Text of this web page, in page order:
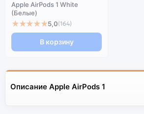
Apple AirPods 1 White
(Белые)
★★★★★5,0(164)
В корзину
Описание Apple AirPods 1